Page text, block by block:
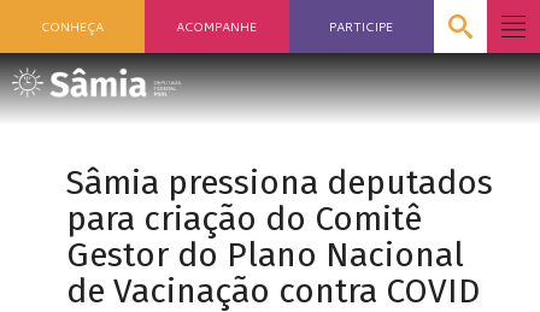
CONHEÇA ACOMPANHE PARTICIPE
Sâmia pressiona deputados
para criação do Comitê
Gestor do Plano Nacional
de Vacinação contra COVID